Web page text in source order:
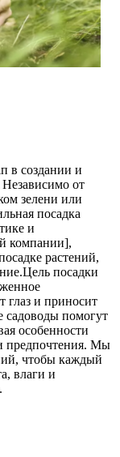
в создании и
Независимо от
зелени или
посадка
и
компании],
растений,
посадки
глаз и приносит
помогут
особенности
предпочтения. Мы
чтобы каждый
влаги и